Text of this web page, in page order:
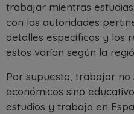
trabajar mientras
con las autoridades
detalles específicos y los
estos varían según la
Por supuesto, trabajar no
económicos sino
estudios y trabajo en